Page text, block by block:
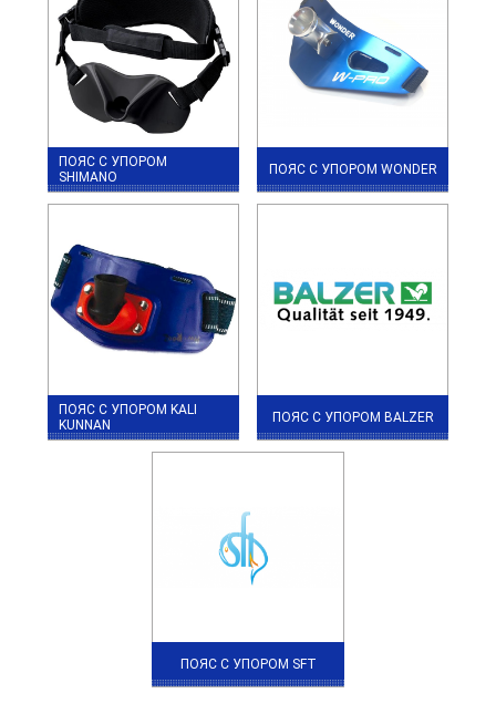
ПОЯС С УПОРОМ
SHIMANO
ПОЯС С УПОРОМ WONDER
ПОЯС С УПОРОМ KALI
KUNNAN
ПОЯС С УПОРОМ BALZER
ПОЯС С УПОРОМ SFT